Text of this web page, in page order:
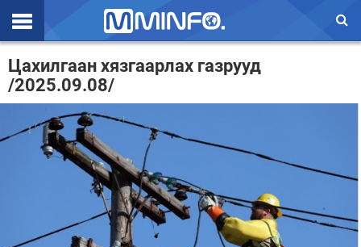
Эхлэл
Цаг агаар
Валют ханш
Улс төр
Цахилгаан хязгаарлах газрууд
/2025.09.08/